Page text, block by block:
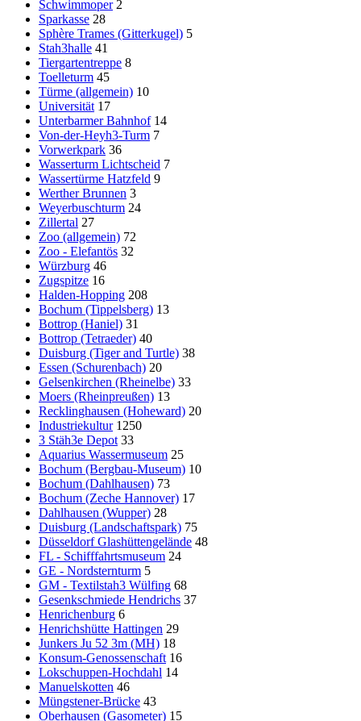
Schwimmoper 2
Sparkasse 28
Sphère Trames (Gitterkugel) 5
Stah3halle 41
Tiergartentreppe 8
Toelleturm 45
Türme (allgemein) 10
Universität 17
Unterbarmer Bahnhof 14
Von-der-Heyh3-Turm 7
Vorwerkpark 36
Wasserturm Lichtscheid 7
Wassertürme Hatzfeld 9
Werther Brunnen 3
Weyerbuschturm 24
Zillertal 27
Zoo (allgemein) 72
Zoo - Elefantös 32
Würzburg 46
Zugspitze 16
Halden-Hopping 208
Bochum (Tippelsberg) 13
Bottrop (Haniel) 31
Bottrop (Tetraeder) 40
Duisburg (Tiger and Turtle) 38
Essen (Schurenbach) 20
Gelsenkirchen (Rheinelbe) 33
Moers (Rheinpreußen) 13
Recklinghausen (Hoheward) 20
Industriekultur 1250
3 Stäh3e Depot 33
Aquarius Wassermuseum 25
Bochum (Bergbau-Museum) 10
Bochum (Dahlhausen) 73
Bochum (Zeche Hannover) 17
Dahlhausen (Wupper) 28
Duisburg (Landschaftspark) 75
Düsseldorf Glashüttengelände 48
FL - Schifffahrtsmuseum 24
GE - Nordsternturm 5
GM - Textilstah3 Wülfing 68
Gesenkschmiede Hendrichs 37
Henrichenburg 6
Henrichshütte Hattingen 29
Junkers Ju 52 3m (MH) 18
Konsum-Genossenschaft 16
Lokschuppen-Hochdahl 14
Manuelskotten 46
Müngstener-Brücke 43
Oberhausen (Gasometer) 15